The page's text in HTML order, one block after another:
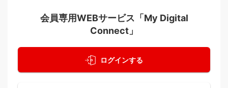
会員専用WEBサービス「My Digital
Connect」
ログインする